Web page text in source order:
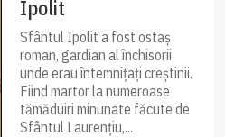
Ipolit
Sfântul Ipolit a fost ostaș
roman, gardian al închisorii
unde erau întemnițați creștinii.
Fiind martor la numeroase
tămăduiri minunate făcute de
Sfântul Laurențiu,...